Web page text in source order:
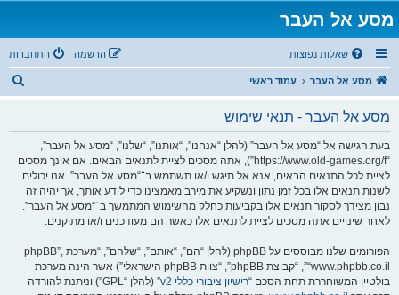
מסע אל העבר
שאלות נפוצות התחברות הרשמה
מסע אל העבר עמוד ראשי
מסע אל העבר - תנאי שימוש
בעת הגישה אל “מסע אל העבר” (להלן “אנחנו”, “אותנו”, “שלנו”, “מסע אל העבר”,
“https://www.old-games.org/f”), אתה מסכים לציית לתנאים הבאים. אם אינך מסכים
לציית לכל התנאים הבאים, אנא אל תיגש ו/או תשתמש ב־“מסע אל העבר”. אנו יכולים
לשנות תנאים אלו בכל זמן נתון ונשקיע את מירב מאמצינו כדי לידע אותך, אך יהיה זה
נבון מצידך לסקור תנאים אלו בקביעות כחלק מהשימוש המתמשך ב־“מסע אל העבר”.
לאחר שינויים אתה מסכים לציית לתנאים אלו כאשר הם מעודכנים ו/או מתוקנים.
הפורומים שלנו מבוססים על phpBB (להלן “הם”, “אותם”, “שלהם”, “מערכת phpBB”,
“www.phpbb.co.il”, “קבוצת phpBB”, “צוות phpBB הישראלי”) אשר הינה מערכת
בולטיין המשוחררת תחת הסכם “רישיון ציבורי כללי v2
” (להלן “GPL”) וניתנת להורדה